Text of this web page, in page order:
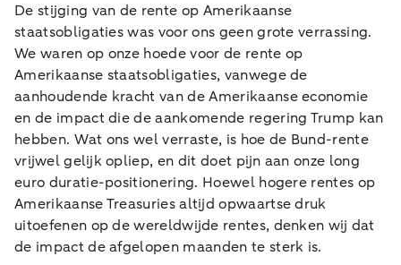
De stijging van de rente op Amerikaanse
staatsobligaties was voor ons geen grote verrassing.
We waren op onze hoede voor de rente op
Amerikaanse staatsobligaties, vanwege de
aanhoudende kracht van de Amerikaanse economie
en de impact die de aankomende regering Trump kan
hebben. Wat ons wel verraste, is hoe de Bund-rente
vrijwel gelijk opliep, en dit doet pijn aan onze long
euro duratie-positionering. Hoewel hogere rentes op
Amerikaanse Treasuries altijd opwaartse druk
uitoefenen op de wereldwijde rentes, denken wij dat
de impact de afgelopen maanden te sterk is.